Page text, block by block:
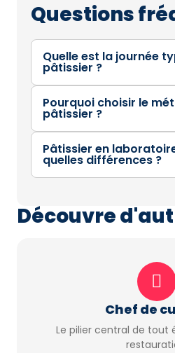
Questions
Quelle est la journée
pâtissier ?
Pourquoi choisir le
pâtissier ?
Pâtissier en
quelles différences ?
Découvre
Chef de
Le pilier central de tout